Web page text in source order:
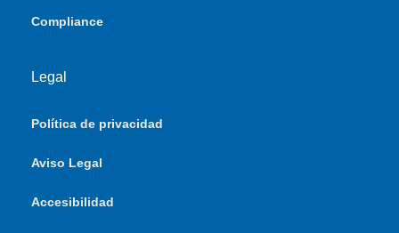
Compliance
Legal
Política de privacidad
Aviso Legal
Accesibilidad